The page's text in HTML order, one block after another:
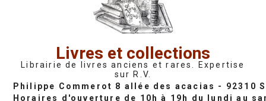
Livres et collections
Librairie de livres anciens et rares. Expertise
sur R.V.